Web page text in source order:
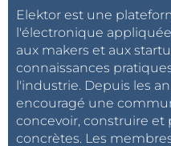
1987, il a été nommé
professeur associé invité
à l'université du
Wisconsin, à Madison. En
1988, il a rejoint le
développement de GE
En novembre 1994, il
Elektor est une
l'électronique
aux makers et aux
connaissances
l'industrie. Depuis les
encouragé une
concevoir, construire et
concrètes. Les